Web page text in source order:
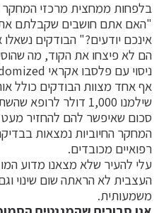
בלפחות ממחצית מרכזי המחקר
"האם אתם חושבים שקבלתם את
אינכם יודעים?" הבודקים נשאלו
הם לא פיצחו את הקוד, מה
אף אחד מצוות הבודקים כולל
סכום שאיפשר להם להחזיר מעט
המחקר החיוביות נמצאות
רפואיים מכובדים.
עלי להעיר שלא מצאנו מדוע
העצבית לא הראתה שום שינוי
משמעותית.